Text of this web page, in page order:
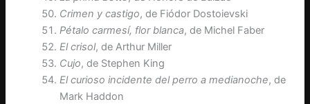
Crimen y castigo, de Fiódor Dostoievski
Pétalo carmesí, flor blanca, de Michel Faber
El crisol, de Arthur Miller
Cujo, de Stephen King
El curioso incidente del perro a medianoche, de
Mark Haddon